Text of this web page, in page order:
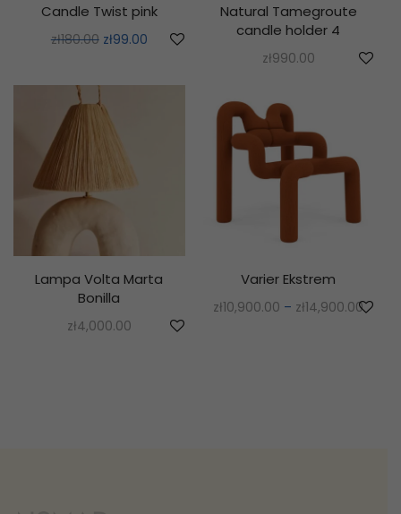
Candle Twist pink
zł180.00 zł99.00
Natural Tamegroute
candle holder 4
zł990.00
Lampa Volta Marta
Bonilla
zł4,000.00
Varier Ekstrem
zł10,900.00 – zł14,900.00